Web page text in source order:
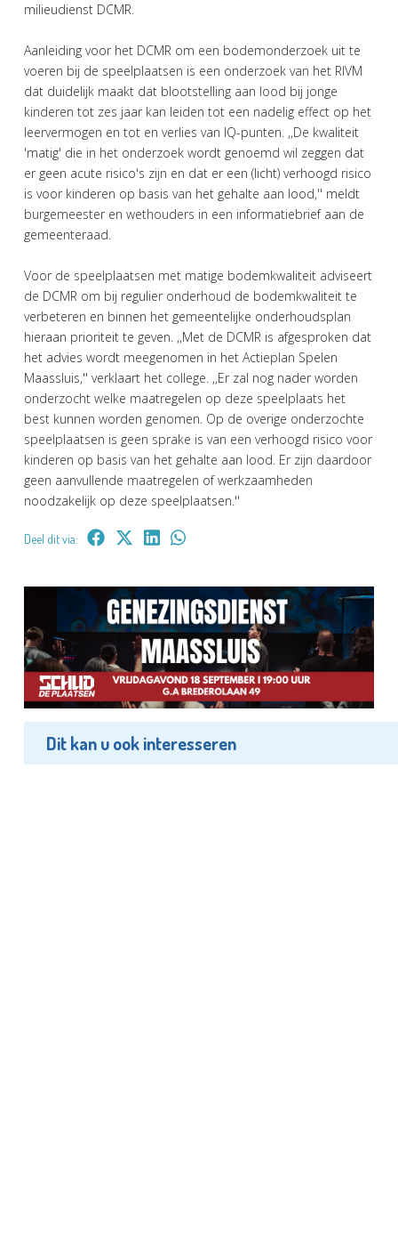
milieudienst DCMR.
Aanleiding voor het DCMR om een bodemonderzoek uit te
voeren bij de speelplaatsen is een onderzoek van het RIVM
dat duidelijk maakt dat blootstelling aan lood bij jonge
kinderen tot zes jaar kan leiden tot een nadelig effect op het
leervermogen en tot en verlies van IQ-punten. ,,De kwaliteit
'matig' die in het onderzoek wordt genoemd wil zeggen dat
er geen acute risico's zijn en dat er een (licht) verhoogd risico
is voor kinderen op basis van het gehalte aan lood,'' meldt
burgemeester en wethouders in een informatiebrief aan de
gemeenteraad.
Voor de speelplaatsen met matige bodemkwaliteit adviseert
de DCMR om bij regulier onderhoud de bodemkwaliteit te
verbeteren en binnen het gemeentelijke onderhoudsplan
hieraan prioriteit te geven. ,,Met de DCMR is afgesproken dat
het advies wordt meegenomen in het Actieplan Spelen
Maassluis,'' verklaart het college. ,,Er zal nog nader worden
onderzocht welke maatregelen op deze speelplaats het
best kunnen worden genomen. Op de overige onderzochte
speelplaatsen is geen sprake is van een verhoogd risico voor
kinderen op basis van het gehalte aan lood. Er zijn daardoor
geen aanvullende maatregelen of werkzaamheden
noodzakelijk op deze speelplaatsen.''
Deel dit via:
Dit kan u ook interesseren